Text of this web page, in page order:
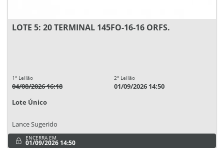
LOTE 5: 20 TERMINAL 145FO-16-16 ORFS.
1° Leilão
04/08/2026 16:18
2° Leilão
01/09/2026 14:50
Lote Único
Lance Sugerido
ENCERRA EM
01/09/2026 14:50